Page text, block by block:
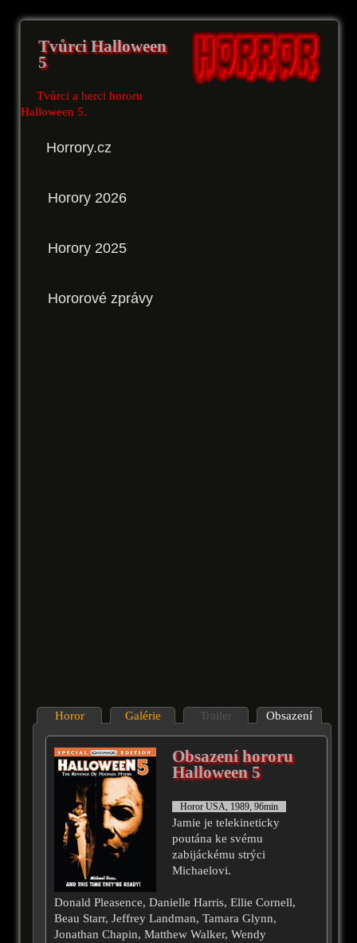
Tvůrci Halloween
5
Tvůrci a herci hororu
Halloween 5.
Horrory.cz
Horory 2026
Horory 2025
Hororové zprávy
Horor Galérie Trailer Obsazení
Obsazení hororu
Halloween 5
Horor USA, 1989, 96min
Jamie je telekineticky
poutána ke svému
zabijáckému strýci
Michaelovi.
Donald Pleasence, Danielle Harris, Ellie Cornell,
Beau Starr, Jeffrey Landman, Tamara Glynn,
Jonathan Chapin, Matthew Walker, Wendy